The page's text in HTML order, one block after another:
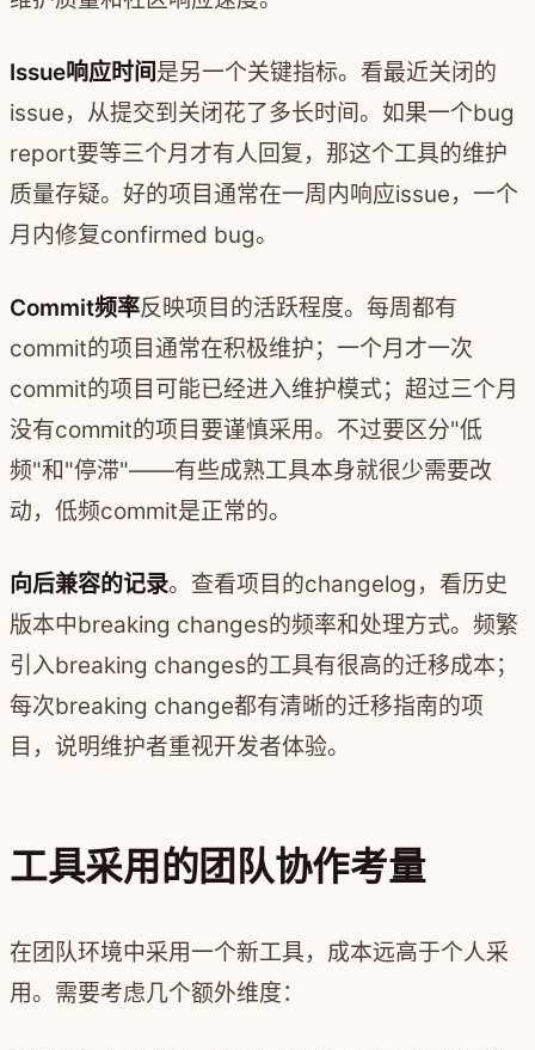
Issue响应时间是另一个关键指标。看最近关闭的
issue，从提交到关闭花了多长时间。如果一个bug
report要等三个月才有人回复，那这个工具的维护
质量存疑。好的项目通常在一周内响应issue，一个
月内修复confirmed bug。
Commit频率反映项目的活跃程度。每周都有
commit的项目通常在积极维护；一个月才一次
commit的项目可能已经进入维护模式；超过三个月
没有commit的项目要谨慎采用。不过要区分"低
频"和"停滞"——有些成熟工具本身就很少需要改
动，低频commit是正常的。
向后兼容的记录。查看项目的changelog，看历史
版本中breaking changes的频率和处理方式。频繁
引入breaking changes的工具有很高的迁移成本；
每次breaking change都有清晰的迁移指南的项
目，说明维护者重视开发者体验。
工具采用的团队协作考量
在团队环境中采用一个新工具，成本远高于个人采
用。需要考虑几个额外维度：